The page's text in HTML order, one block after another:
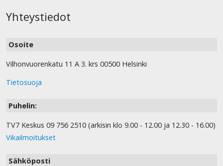
Yhteystiedot
Osoite
Vilhonvuorenkatu 11 A 3. krs 00500 Helsinki
Tietosuoja
Puhelin:
TV7 Keskus 09 756 2510 (arkisin klo 9.00 - 12.00 ja 12.30 - 16.00)
Vikailmoitukset
Sähköposti